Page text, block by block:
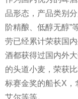
品形态，产品类别
阶精酿、低醇无醇”
劳已经累计荣获国
酒都获得过国内外
的头道小麦，荣获
标赛金奖的船长X，